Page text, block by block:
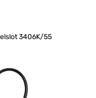
3406K/55